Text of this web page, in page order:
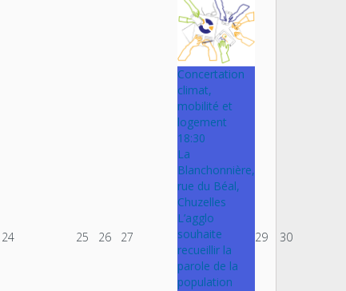
24 25 26 27
Concertation
climat,
mobilité et
logement
18:30
La
Blanchonnière,
rue du Béal,
Chuzelles
L’agglo
souhaite
recueillir la
parole de la
population
29 30